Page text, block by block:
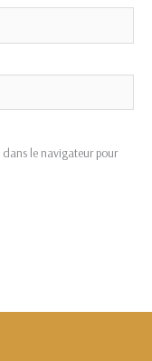
dans le navigateur pour